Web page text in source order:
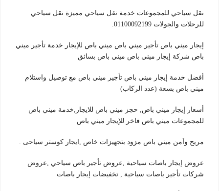
نقل سياحي للمجموعات خدمة نقل سياحي مميزة نقل سياحي
للرحلات والجولات 01100092199.
إيجار ميني باص تأجير ميني باص ميني باص للإيجار خدمة تأجير ميني
باص شركة إيجار ميني باص ميني باص بسائق
أفضل خدمة إيجار ميني باص تأجير ميني باص مع توصيل واستلام
ميني باص بسعة (عدد الركاب)
أسعار إيجار ميني باص, حجز ميني باص للايجار,خدمة ميني باص
للمجموعات ميني باص فاخر للإيجار ميني باص
مريح وآمن ميني باص مزود بتجهيزات خاص ,ايجار كوستر سياحى .
عروض إيجار باصات سياحية ,عروض تأجير باص سياحي ,عروض
شركات تأجير باصات سياحية , تخفيضات إيجار باصات